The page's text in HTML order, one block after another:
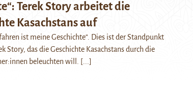
Terek Story arbeitet die
Kasachstans auf
ist meine Geschichte“. Dies ist der Standpunkt
Story, das die Geschichte Kasachstans durch die
beleuchten will.
[...]